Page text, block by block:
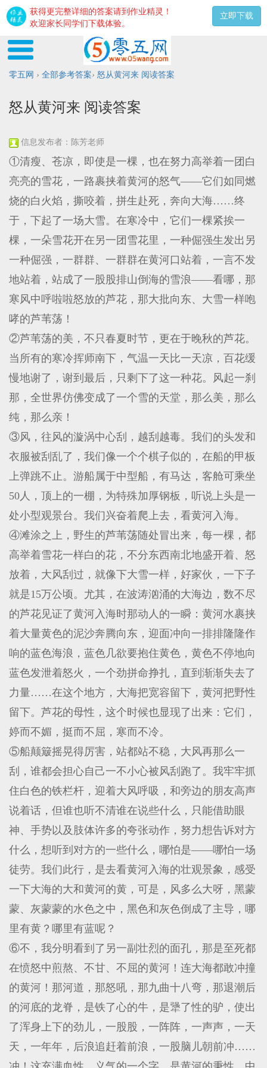
获得更完整详细的答案请到作业精灵！
欢迎家长同学们下载体验。
立即下载
零五网 › 全部参考答案› 怒从黄河来 阅读答案
怒从黄河来 阅读答案
信息发布者：陈芳老师
①清瘦、苍凉，即使是一棵，也在努力高举着一团白
亮亮的雪花，一路裹挟着黄河的怒气——它们如同燃
烧的白火焰，撕咬着，拼生赴死，奔向大海……终
于，下起了一场大雪。在寒冷中，它们一棵紧挨一
棵，一朵雪花开在另一团雪花里，一种倔强生发出另
一种倔强，一群群、一群群在黄河口站着，一言不发
地站着，站成了一股股排山倒海的雪浪——看哪，那
寒风中呼啦啦怒放的芦花，那大批向东、大雪一样咆
哮的芦苇荡！
②芦苇荡的美，不只春夏时节，更在于晚秋的芦花。
当所有的寒冷挥师南下，气温一天比一天凉，百花缓
慢地谢了，谢到最后，只剩下了这一种花。风起一刹
那，全世界仿佛变成了一个雪的天堂，那么美，那么
纯，那么亲！
③风，往风的漩涡中心刮，越刮越毒。我们的头发和
衣服被刮乱了，我们像一个个棋子似的，在船的甲板
上弹跳不止。游船属于中型船，有马达，客舱可乘坐
50人，顶上的一棚，为特殊加厚钢板，听说上头是一
处小型观景台。我们兴奋着爬上去，看黄河入海。
④滩涂之上，野生的芦苇荡随处冒出来，每一棵，都
高举着雪花一样白的花，不分东西南北地盛开着、怒
放着，大风刮过，就像下大雪一样，好家伙，一下子
就是15万公顷。尤其，在波涛汹涌的大海边，数不尽
的芦花见证了黄河入海时那动人的一瞬：黄河水裹挟
着大量黄色的泥沙奔腾向东，迎面冲向一排排隆隆作
响的蓝色海浪，蓝色几欲要抱住黄色，黄色不停地向
蓝色发泄着怒火，一个劲拼命挣扎，直到渐渐失去了
力量……在这个地方，大海把宽容留下，黄河把野性
留下。芦花的母性，这个时候也显现了出来：它们，
婷而不媚，挺而不屈，寒而不冷。
⑤船颠簸摇晃得厉害，站都站不稳，大风再那么一
刮，谁都会担心自己一不小心被风刮跑了。我牢牢抓
住白色的铁栏杆，迎着大风呼吸，和旁边的朋友高声
说着话，但谁也听不清谁在说些什么，只能借助眼
神、手势以及肢体许多的夸张动作，努力想告诉对方
什么，想听到对方的一些什么，哪怕是——哪怕一场
徒劳。我们此行，是去看黄河入海的壮观景象，感受
一下大海的大和黄河的黄，可是，风多么大呀，黑蒙
蒙、灰蒙蒙的水色之中，黑色和灰色倒成了主导，哪
里有黄？哪里有蓝呢？
⑥不，我分明看到了另一副壮烈的面孔，那是至死都
在愤怒中煎熬、不甘、不屈的黄河！连大海都敢冲撞
的黄河！那河道，那怒吼，那九曲十八弯，那退潮后
的河底的龙脊，是铁了心的牛，是犟了性的驴，使出
了浑身上下的劲儿，一股股，一阵阵，一声声，一天
天，一年年，后浪追赶着前浪，一股脑儿朝前冲……